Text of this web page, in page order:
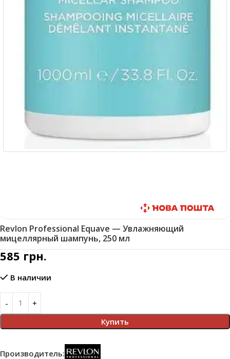
Revlon Professional Equave — Увлажняющий
мицеллярный шампунь, 250 мл
585 грн.
В наличии
Купить
Производитель: